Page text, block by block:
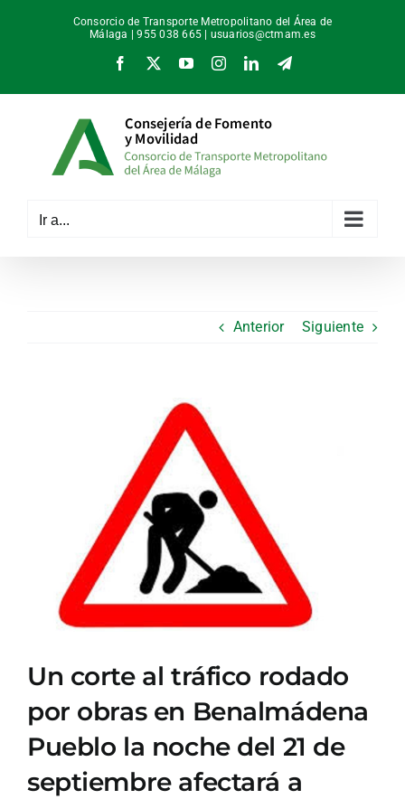
Consorcio de Transporte Metropolitano del Área de
Málaga | 955 038 665 | usuarios@ctmam.es
Facebook
X YouTubeInstagramLinkedInTelegram
Ir a...
Anterior Siguiente
Un corte al tráfico rodado
por obras en Benalmádena
Pueblo la noche del 21 de
septiembre afectará a